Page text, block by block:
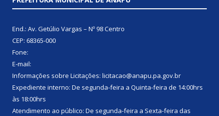
End.: Av. Getúlio Vargas – Nº 98 Centro
CEP: 68365-000
Fone:
E-mail:
Informações sobre Licitações: licitacao@anapu.pa.gov.br
Expediente interno: De segunda-feira a Quinta-feira de 14:00hrs
às 18:00hrs
Atendimento ao público: De segunda-feira a Sexta-feira das